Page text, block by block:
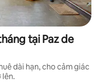
tại Paz de
dài hạn, cho cảm giác
lên.